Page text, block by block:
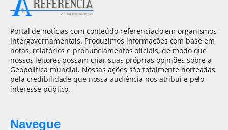
Portal de notícias com conteúdo referenciado em organismos
intergovernamentais. Produzimos informações com base em
notas, relatórios e pronunciamentos oficiais, de modo que
nossos leitores possam criar suas próprias opiniões sobre a
Geopolítica mundial. Nossas ações são totalmente norteadas
pela credibilidade que nossa audiência nos atribui e pelo
interesse público.
Navegue